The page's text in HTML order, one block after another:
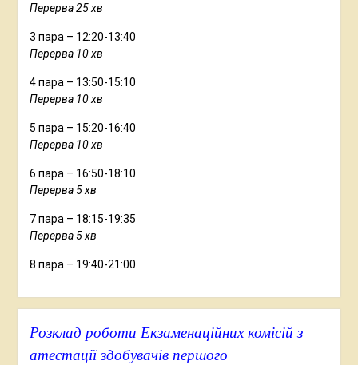
Перерва 25 хв
3 пара – 12:20-13:40
Перерва 10 хв
4 пара – 13:50-15:10
Перерва 10 хв
5 пара – 15:20-16:40
Перерва 10 хв
6 пара – 16:50-18:10
Перерва 5 хв
7 пара – 18:15-19:35
Перерва 5 хв
8 пара – 19:40-21:00
Розклад роботи Екзаменаційних комісій з
атестації здобувачів першого